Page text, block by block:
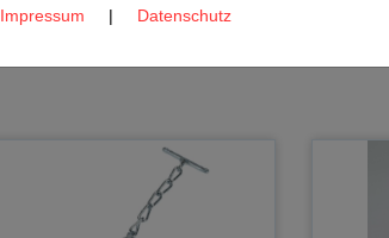
Impressum | Datenschutz